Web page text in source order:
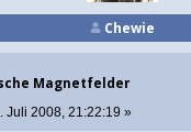
Chewie
Magnetfelder
Juli 2008, 21:22:19 »